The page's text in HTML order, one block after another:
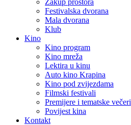
Zakup prostora
Festivalska dvorana
Mala dvorana
Klub
Kino
Kino program
Kino mreža
Lektira u kinu
Auto kino Krapina
Kino pod zvijezdama
Filmski festivali
Premijere i tematske večeri
Povijest kina
Kontakt